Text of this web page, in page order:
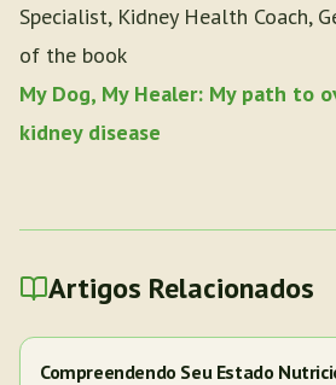
Specialist, Kidney Health Coach,
of the book
My Dog, My Healer: My path to
kidney disease
Artigos Relacionados
Compreendendo Seu Estado